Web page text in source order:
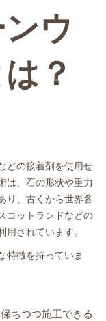
ウ
？
どの接着剤を使用せ
は、石の形状や重力
り、古くから世界各
コットランドなどの
されています。
特徴を持っていま
ちつつ施工できる